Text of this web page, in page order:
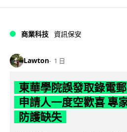
商業科技 資訊保安
Lawton 1 日
東華學院誤發取錄電
申請人一度空歡喜 專
防護缺失